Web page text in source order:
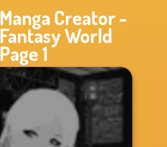
Manga Creator -
Fantasy World
Page 1